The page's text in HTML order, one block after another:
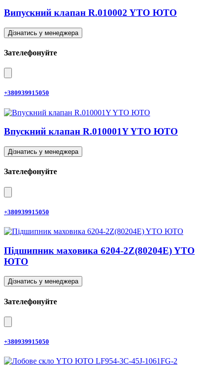
Випускний клапан R.010002 YTO ЮТО
Дізнатись у менеджера
Зателефонуйте
+380939915050
Впускний клапан R.010001Y YTO ЮТО
Дізнатись у менеджера
Зателефонуйте
+380939915050
Підшипник маховика 6204-2Z(80204E) YTO
ЮТО
Дізнатись у менеджера
Зателефонуйте
+380939915050